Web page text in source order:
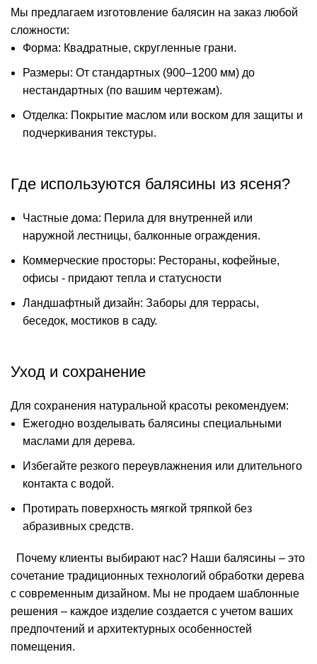
Мы предлагаем изготовление балясин на заказ любой
сложности:
Форма: Квадратные, скругленные грани.
Размеры: От стандартных (900–1200 мм) до
нестандартных (по вашим чертежам).
Отделка: Покрытие маслом или воском для защиты и
подчеркивания текстуры.
Где используются балясины из ясеня?
Частные дома: Перила для внутренней или
наружной лестницы, балконные ограждения.
Коммерческие просторы: Рестораны, кофейные,
офисы - придают тепла и статусности
Ландшафтный дизайн: Заборы для террасы,
беседок, мостиков в саду.
Уход и сохранение
Для сохранения натуральной красоты рекомендуем:
Ежегодно возделывать балясины специальными
маслами для дерева.
Избегайте резкого переувлажнения или длительного
контакта с водой.
Протирать поверхность мягкой тряпкой без
абразивных средств.
Почему клиенты выбирают нас? Наши балясины – это
сочетание традиционных технологий обработки дерева
с современным дизайном. Мы не продаем шаблонные
решения – каждое изделие создается с учетом ваших
предпочтений и архитектурных особенностей
помещения.